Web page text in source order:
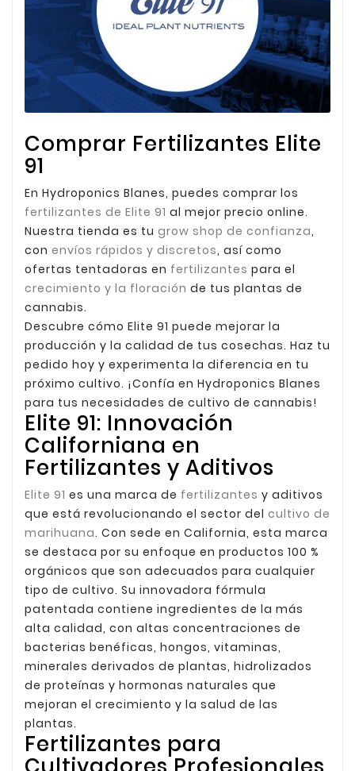
Comprar Fertilizantes Elite
91
En Hydroponics Blanes, puedes comprar los
fertilizantes de Elite 91 al mejor precio online.
Nuestra tienda es tu grow shop de confianza,
con envíos rápidos y discretos, así como
ofertas tentadoras en fertilizantes para el
crecimiento y la floración de tus plantas de
cannabis.
Descubre cómo Elite 91 puede mejorar la
producción y la calidad de tus cosechas. Haz tu
pedido hoy y experimenta la diferencia en tu
próximo cultivo. ¡Confía en Hydroponics Blanes
para tus necesidades de cultivo de cannabis!
Elite 91: Innovación
Californiana en
Fertilizantes y Aditivos
Elite 91 es una marca de fertilizantes y aditivos
que está revolucionando el sector del cultivo de
marihuana. Con sede en California, esta marca
se destaca por su enfoque en productos 100 %
orgánicos que son adecuados para cualquier
tipo de cultivo. Su innovadora fórmula
patentada contiene ingredientes de la más
alta calidad, con altas concentraciones de
bacterias benéficas, hongos, vitaminas,
minerales derivados de plantas, hidrolizados
de proteínas y hormonas naturales que
mejoran el crecimiento y la salud de las
plantas.
Fertilizantes para